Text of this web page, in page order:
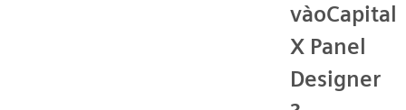
vàoCapital
X Panel
Designer